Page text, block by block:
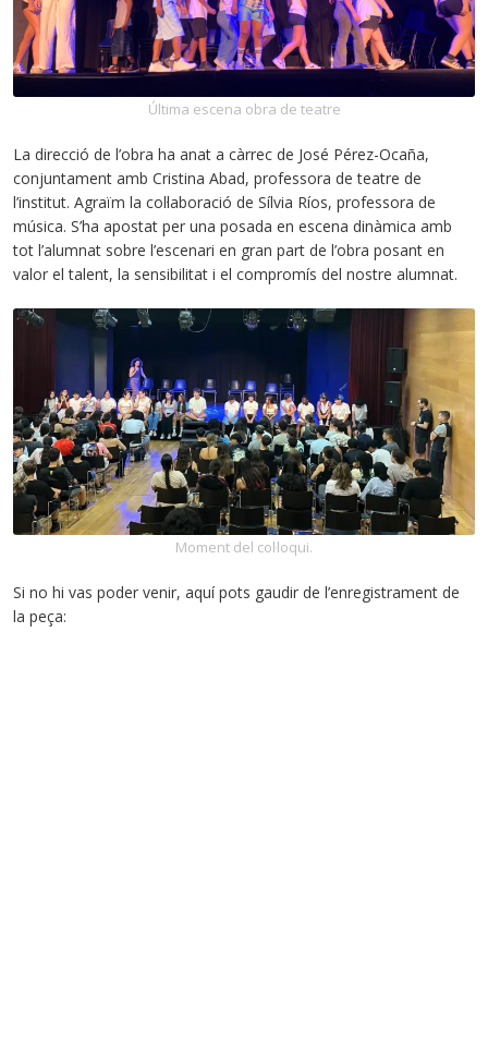
Última escena obra de teatre
La direcció de l’obra ha anat a càrrec de José Pérez-Ocaña,
conjuntament amb Cristina Abad, professora de teatre de
l’institut. Agraïm la col·laboració de Sílvia Ríos, professora de
música. S’ha apostat per una posada en escena dinàmica amb
tot l’alumnat sobre l’escenari en gran part de l’obra posant en
valor el talent, la sensibilitat i el compromís del nostre alumnat.
Moment del col·loqui.
Si no hi vas poder venir, aquí pots gaudir de l’enregistrament de
la peça: